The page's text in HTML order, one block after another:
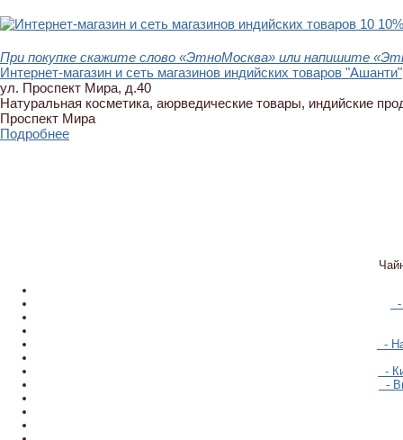
10
При покупке скажите слово «ЭтноМосква» или напишите
Интернет-магазин и сеть магазинов индийских товаров "Ашанти"
ул. Проспект Мира, д.40
Натуральная косметика, аюрведические товары, индийские
Проспект Мира
Подробнее
-
-
-
-